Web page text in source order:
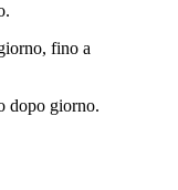
fino a
dopo giorno.